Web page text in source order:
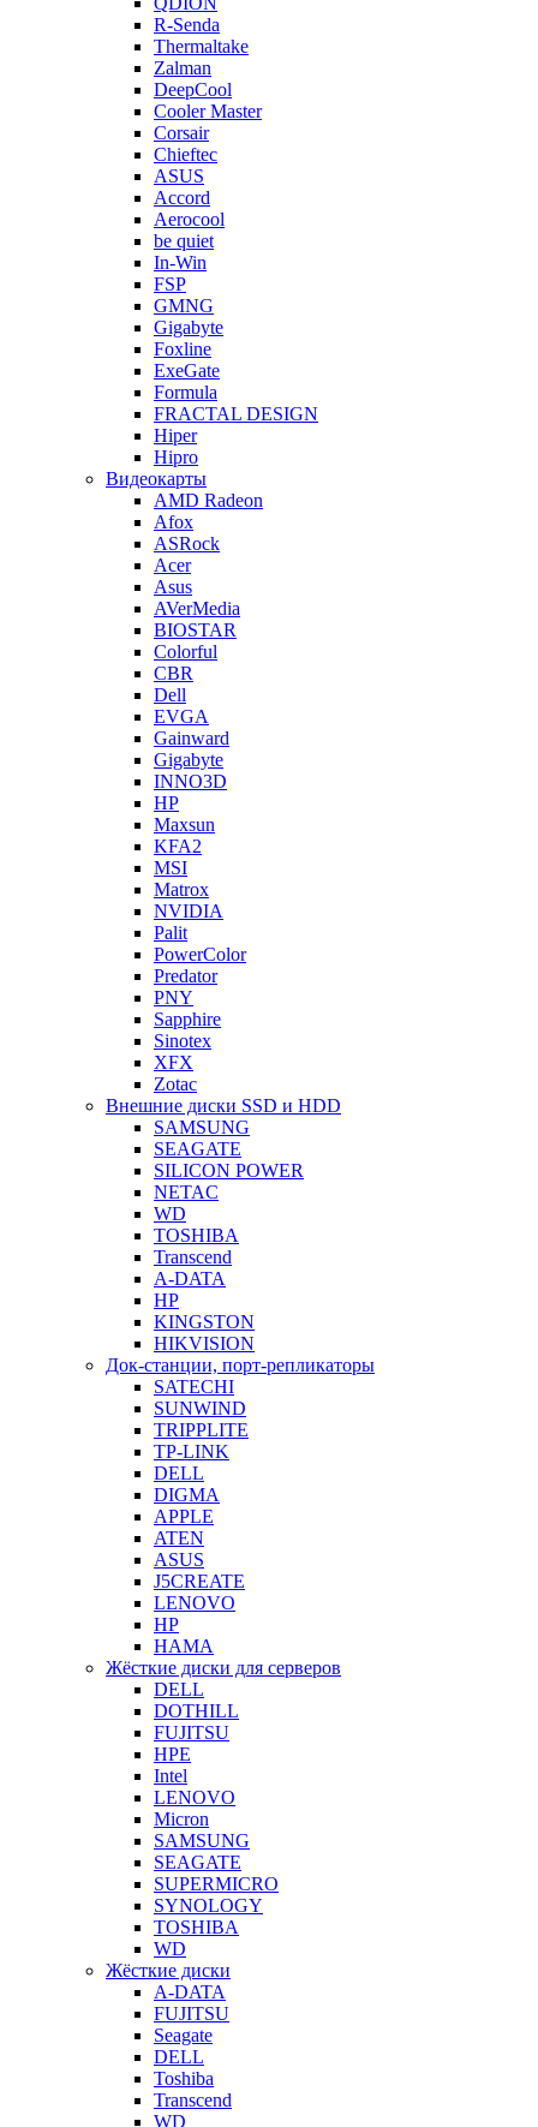
R-Senda
Thermaltake
Zalman
DeepCool
Cooler Master
Corsair
Chieftec
ASUS
Accord
Aerocool
be quiet
In-Win
FSP
GMNG
Gigabyte
Foxline
ExeGate
Formula
FRACTAL DESIGN
Hiper
Hipro
Видеокарты
AMD Radeon
Afox
ASRock
Acer
Asus
AVerMedia
BIOSTAR
Colorful
CBR
Dell
EVGA
Gainward
Gigabyte
INNO3D
HP
Maxsun
KFA2
MSI
Matrox
NVIDIA
Palit
PowerColor
Predator
PNY
Sapphire
Sinotex
XFX
Zotac
Внешние диски SSD и HDD
SAMSUNG
SEAGATE
SILICON POWER
NETAC
WD
TOSHIBA
Transcend
A-DATA
HP
KINGSTON
HIKVISION
Док-станции, порт-репликаторы
SATECHI
SUNWIND
TRIPPLITE
TP-LINK
DELL
DIGMA
APPLE
ATEN
ASUS
J5CREATE
LENOVO
HP
HAMA
Жёсткие диски для серверов
DELL
DOTHILL
FUJITSU
HPE
Intel
LENOVO
Micron
SAMSUNG
SEAGATE
SUPERMICRO
SYNOLOGY
TOSHIBA
WD
Жёсткие диски
A-DATA
FUJITSU
Seagate
DELL
Toshiba
Transcend
WD